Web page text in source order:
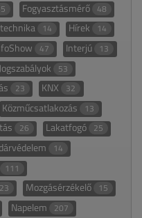
Fogyasztásmérő 48
14 Hírek 14
47 Interjú 13
Jogszabályok 53
23 KNX 32
Közműcsatlakozás 13
26 Lakatfogó 25
14
111
23 Mozgásérzékelő 15
Napelem 207